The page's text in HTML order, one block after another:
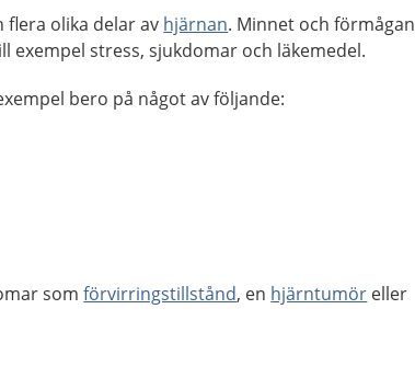
flera olika delar av hjärnan. Minnet och förmågan
exempel stress, sjukdomar och läkemedel.
bero på något av följande:
somförvirringstillstånd, en hjärntumör eller